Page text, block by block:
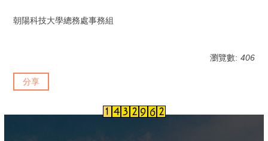
朝陽科技大學總務處事務組
瀏覽數: 406
分享